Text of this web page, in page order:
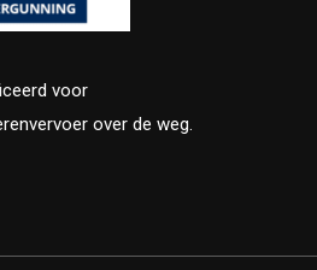
voor
over de weg.